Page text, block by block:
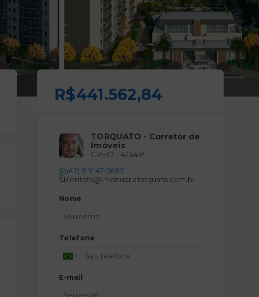
R$441.562,84
TORQUATO - Corretor de
Imóveis
CRECI - 42643f
(47) 9 9147-9687
contato@imobiliariatorquato.com.br
Nome
Telefone
E-mail